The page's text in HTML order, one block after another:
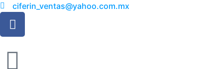
ciferin_ventas@yahoo.com.mx